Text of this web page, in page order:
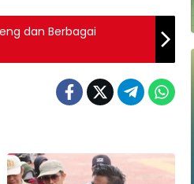
dan Berbagai